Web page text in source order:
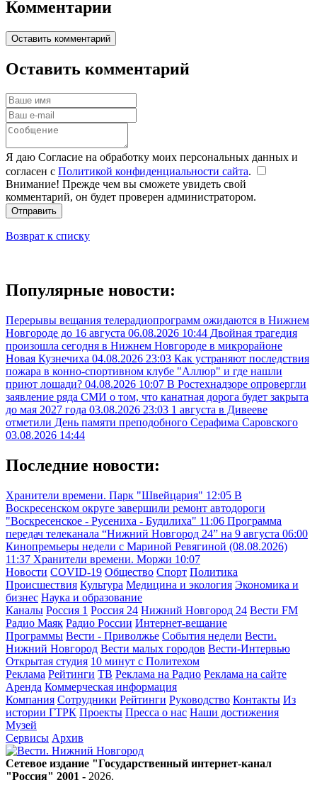
Комментарии
Оставить комментарий
Оставить комментарий
Я даю Согласие на обработку моих персональных данных и
согласен с Политикой конфиденциальности сайта.
Внимание! Прежде чем вы сможете увидеть свой
комментарий, он будет проверен администратором.
Отправить
Возврат к списку
Популярные новости:
Перерывы вещания телерадиопрограмм ожидаются в Нижнем
Новгороде до 16 августа 06.08.2026 10:44 Двойная трагедия
произошла сегодня в Нижнем Новгороде в микрорайоне
Новая Кузнечиха 04.08.2026 23:03 Как устраняют последствия
пожара в конно-спортивном клубе "Аллюр" и где нашли
приют лошади? 04.08.2026 10:07 В Ростехнадзоре опровергли
заявление ряда СМИ о том, что канатная дорога будет закрыта
до мая 2027 года 03.08.2026 23:03 1 августа в Дивееве
отметили День памяти преподобного Серафима Саровского
03.08.2026 14:44
Последние новости:
Хранители времени. Парк "Швейцария" 12:05 В
Воскресенском округе завершили ремонт автодороги
"Воскресенское - Русениха - Будилиха" 11:06 Программа
передач телеканала “Нижний Новгород 24” на 9 августа 06:00
Кинопремьеры недели с Мариной Ревягиной (08.08.2026)
11:37 Хранители времени. Моржи 10:07
Новости COVID-19 Общество Спорт Политика
Происшествия Культура Медицина и экология Экономика и
бизнес Наука и образование
Каналы Россия 1 Россия 24 Нижний Новгород 24 Вести FM
Радио Маяк Радио России Интернет-вещание
Программы Вести - Приволжье События недели Вести.
Нижний Новгород Вести малых городов Вести-Интервью
Открытая студия 10 минут с Политехом
Реклама Рейтинги ТВ Реклама на Радио Реклама на сайте
Аренда Коммерческая информация
Компания Сотрудники Рейтинги Руководство Контакты Из
истории ГТРК Проекты Пресса о нас Наши достижения
Музей
Сервисы Архив
Сетевое издание "Государственный интернет-канал
"Россия" 2001 - 2026.